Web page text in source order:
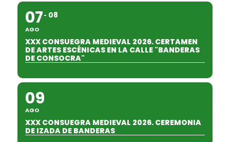
07
AGO
08
XXX CONSUEGRA MEDIEVAL 2026. CERTAMEN
DE ARTES ESCÉNICAS EN LA CALLE "BANDERAS
DE CONSOCRA"
09
AGO
XXX CONSUEGRA MEDIEVAL 2026. CEREMONIA
DE IZADA DE BANDERAS